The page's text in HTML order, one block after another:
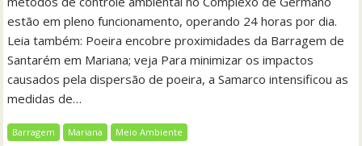
estão em pleno funcionamento, operando 24 horas por dia.
Leia também: Poeira encobre proximidades da Barragem de
Santarém em Mariana; veja Para minimizar os impactos
causados pela dispersão de poeira, a Samarco intensificou as
medidas de…
Barragem Mariana Meio Ambiente